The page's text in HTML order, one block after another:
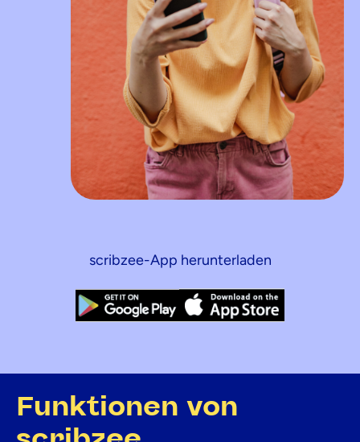
scribzee-App herunterladen
Funktionen von